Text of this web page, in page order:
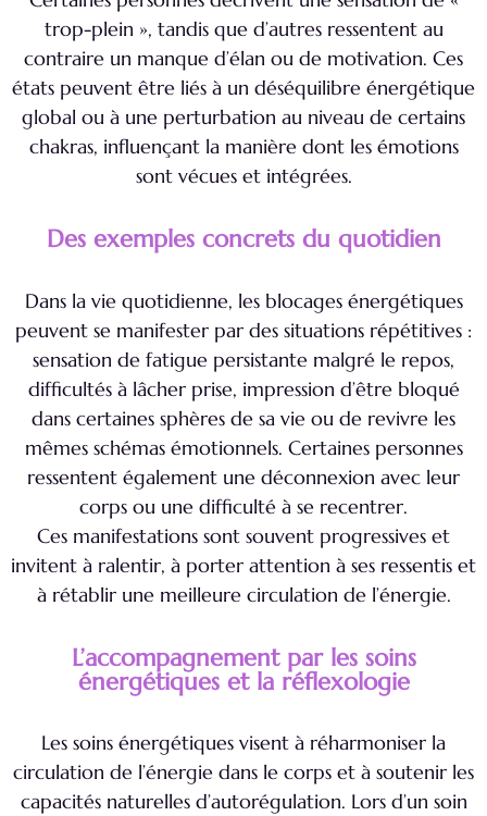
trop-plein », tandis que d’autres ressentent au
contraire un manque d’élan ou de motivation. Ces
états peuvent être liés à un déséquilibre énergétique
global ou à une perturbation au niveau de certains
chakras, influençant la manière dont les émotions
sont vécues et intégrées.
Des exemples concrets du quotidien
Dans la vie quotidienne, les blocages énergétiques
peuvent se manifester par des situations répétitives :
sensation de fatigue persistante malgré le repos,
difficultés à lâcher prise, impression d’être bloqué
dans certaines sphères de sa vie ou de revivre les
mêmes schémas émotionnels. Certaines personnes
ressentent également une déconnexion avec leur
corps ou une difficulté à se recentrer.
Ces manifestations sont souvent progressives et
invitent à ralentir, à porter attention à ses ressentis et
à rétablir une meilleure circulation de l’énergie.
L’accompagnement par les soins
énergétiques et la réflexologie
Les soins énergétiques visent à réharmoniser la
circulation de l’énergie dans le corps et à soutenir les
capacités naturelles d’autorégulation. Lors d’un soin